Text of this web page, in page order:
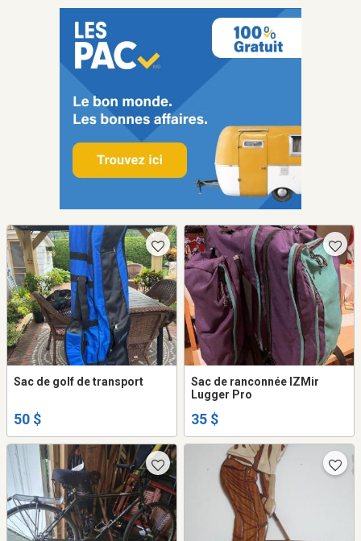
Sac de golf de transport
50 $
Sac de ranconnée IZMir
Lugger Pro
35 $